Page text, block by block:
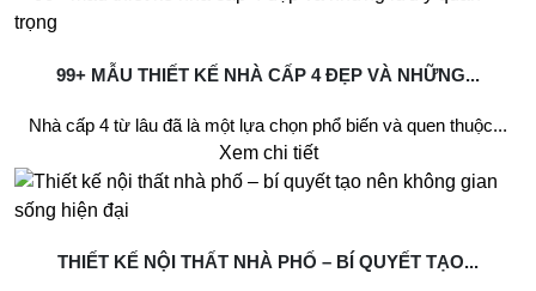
99+ MẪU THIẾT KẾ NHÀ CẤP 4 ĐẸP VÀ NHỮNG...
Nhà cấp 4 từ lâu đã là một lựa chọn phổ biến và quen thuộc...
Xem chi tiết
THIẾT KẾ NỘI THẤT NHÀ PHỐ – BÍ QUYẾT TẠO...